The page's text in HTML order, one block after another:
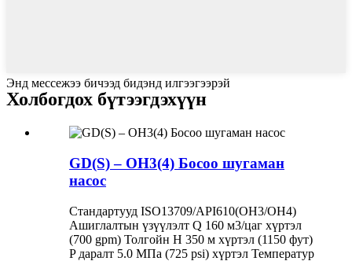
Энд мессежээ бичээд бидэнд илгээгээрэй
Холбогдох бүтээгдэхүүн
GD(S) – OH3(4) Босоо шугаман
насос
Стандартууд ISO13709/API610(OH3/OH4)
Ашиглалтын үзүүлэлт Q 160 м3/цаг хүртэл
(700 gpm) Толгойн H 350 м хүртэл (1150 фут)
P даралт 5.0 МПа (725 psi) хүртэл Температур